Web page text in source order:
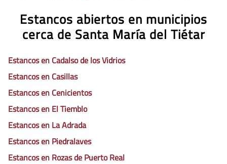
Estancos abiertos en municipios
cerca de Santa María del Tiétar
Estancos en Cadalso de los Vidrios
Estancos en Casillas
Estancos en Cenicientos
Estancos en El Tiemblo
Estancos en La Adrada
Estancos en Piedralaves
Estancos en Rozas de Puerto Real